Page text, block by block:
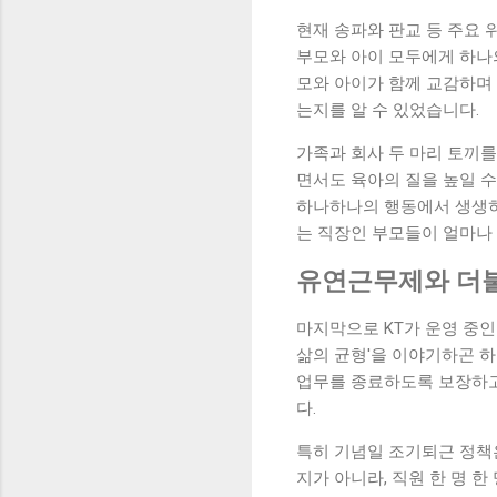
현재 송파와 판교 등 주요
부모와 아이 모두에게 하
모와 아이가 함께 교감하
는지를 알 수 있었습니다.
가족과 회사 두 마리 토끼
면서도 육아의 질을 높일
하나하나의 행동에서 생생
는 직장인 부모들이 얼마
유연근무제와 더
마지막으로 KT가 운영 중
삶의 균형'을 이야기하곤
업무를 종료하도록 보장하
다.
특히 기념일 조기퇴근 정
지가 아니라, 직원 한 명